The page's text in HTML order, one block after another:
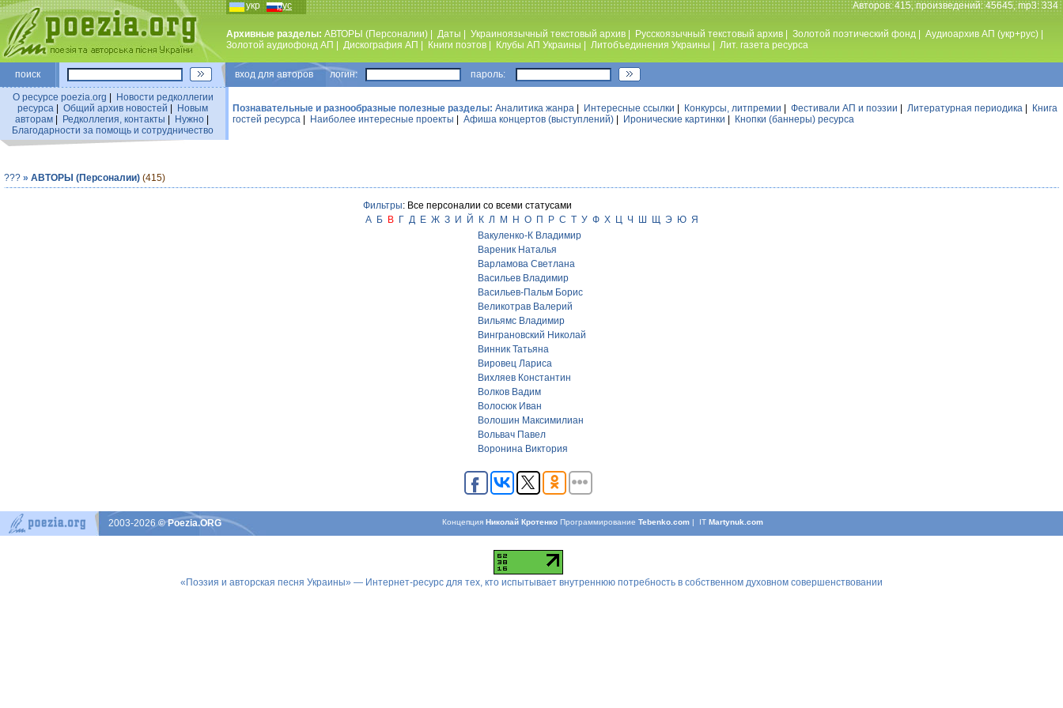
укр рус Авторов: 415, произведений: 45645, mp3: 334
Архивные разделы: АВТОРЫ (Персоналии) Даты Украиноязычный текстовый архив Русскоязычный текстовый архив Золотой поэтический фонд Аудиоархив АП (укр+рус)
Золотой аудиофонд АП
Дискография АП Книги поэтов Клубы АП Украины Литобъединения Украины Лит. газета ресурса
поиск вход для авторов логин: пароль:
О ресурсе poezia.org
Новости редколлегии
ресурса
Общий архив новостей
Новым
авторам| Редколлегия, контакты Нужно|
Благодарности за помощь и сотрудничество
Познавательные и разнообразные полезные разделы: Аналитика жанра Интересные ссылки Конкурсы, литпремии Фестивали АП и поэзии Литературная периодика
Книга
гостей ресурса
Наиболее интересные проекты Афиша концертов (выступлений) Иронические картинки Кнопки (баннеры) ресурса
??? » АВТОРЫ (Персоналии) (415)
Фильтры: Все персоналии со всеми статусами
А
Б В Г Д Е Ж З И Й К Л М Н О П Р С Т У Ф Х Ц Ч Ш Щ Э Ю Я
Вакуленко-К Владимир
Вареник Наталья
Варламова Cветлана
Васильев Владимир
Васильев-Пальм Борис
Великотрав Валерий
Вильямс Владимир
Винграновский Николай
Винник Татьяна
Вировец Лариса
Вихляев Константин
Волков Вадим
Волосюк Иван
Волошин Максимилиан
Вольвач Павел
Воронина Виктория
КонцепцияНиколай Кротенко ПрограммированиеTebenko.com | ITMartynuk.com
2003-2026© Poezia.ORG
«Поэзия и авторская песня Украины» — Интернет-ресурс для тех, кто испытывает внутреннюю потребность в собственном духовном совершенствовании